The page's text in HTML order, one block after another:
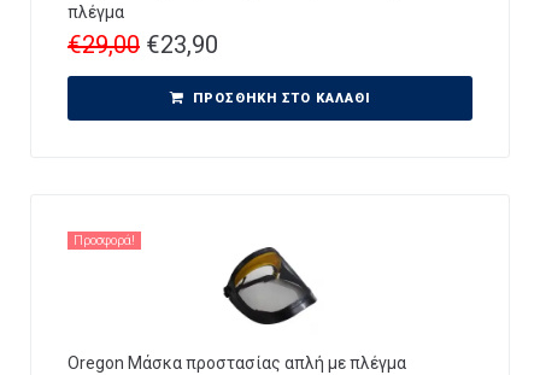
πλέγμα
€29,00 €23,90
ΠΡΟΣΘΉΚΗ ΣΤΟ ΚΑΛΆΘΙ
Προσφορά!
Oregon Μάσκα προστασίας απλή με πλέγμα